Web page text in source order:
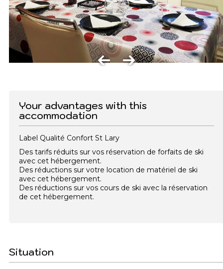
Your advantages with this
accommodation
Label Qualité Confort St Lary
Des tarifs réduits sur vos réservation de forfaits de ski
avec cet hébergement.
Des réductions sur votre location de matériel de ski
avec cet hébergement.
Des réductions sur vos cours de ski avec la réservation
de cet hébergement.
Situation